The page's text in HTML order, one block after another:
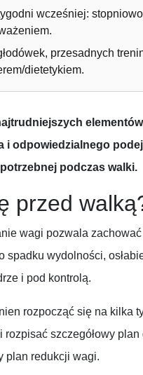
wcześniej:
przesadnych
dietetykiem.
i odpowiedzialnego
podczas walki.
przed
wagi pozwala
spadku wydolności,
i pod kontrolą.
rozpocząć się na kilka
rozpisać szczegółowy
plan redukcji wagi.